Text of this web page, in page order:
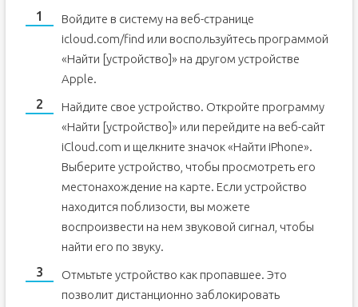
Войдите в систему на веб-странице
icloud.com/find или воспользуйтесь программой
«Найти [устройство]» на другом устройстве
Apple.
Найдите свое устройство. Откройте программу
«Найти [устройство]» или перейдите на веб-сайт
iCloud.com и щелкните значок «Найти iPhone».
Выберите устройство, чтобы просмотреть его
местонахождение на карте. Если устройство
находится поблизости, вы можете
воспроизвести на нем звуковой сигнал, чтобы
найти его по звуку.
Отмьтьте устройство как пропавшее. Это
позволит дистанционно заблокировать